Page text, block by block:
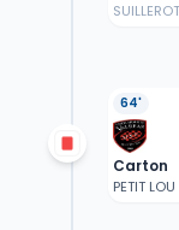
64'
Carton
PETIT LOU